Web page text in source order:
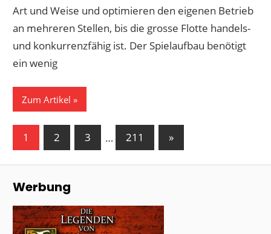
Art und Weise und optimieren den eigenen Betrieb
an mehreren Stellen, bis die grosse Flotte handels-
und konkurrenzfähig ist. Der Spielaufbau benötigt
ein wenig
Zum Artikel
Seitennummerierung
der
Beiträge
1 2 3 … 211
Nächste
Beiträge
»
Werbung